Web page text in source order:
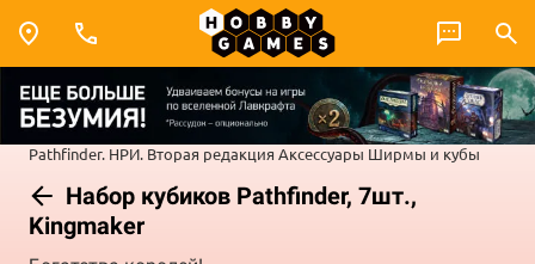
Pathfinder. НРИ. Вторая редакция Аксессуары Ширмы и кубы
Набор кубиков Pathfinder, 7шт.,
Kingmaker